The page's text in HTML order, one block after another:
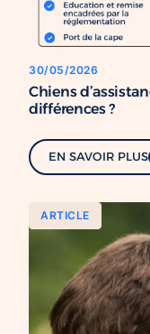
30/05/2026
Chiens
différences ?
EN SAVOIR PLUS
ARTICLE